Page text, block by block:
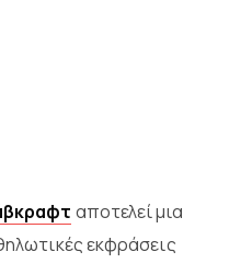
αποτελεί μια
εκφράσεις